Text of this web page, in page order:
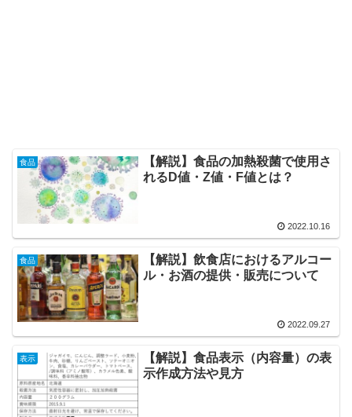
食品
【解説】食品の加熱殺菌で使用さ
れるD値・Z値・F値とは？
2022.10.16
食品
【解説】飲食店におけるアルコー
ル・お酒の提供・販売について
2022.09.27
表示
【解説】食品表示（内容量）の表
示作成方法や見方